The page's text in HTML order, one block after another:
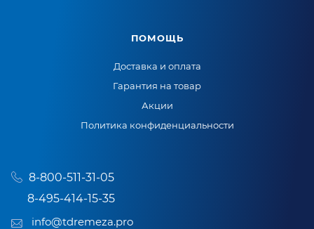
ПОМОЩЬ
Доставка и оплата
Гарантия на товар
Акции
Политика конфиденциальности
8-800-511-31-05
8-495-414-15-35
info@tdremeza.pro